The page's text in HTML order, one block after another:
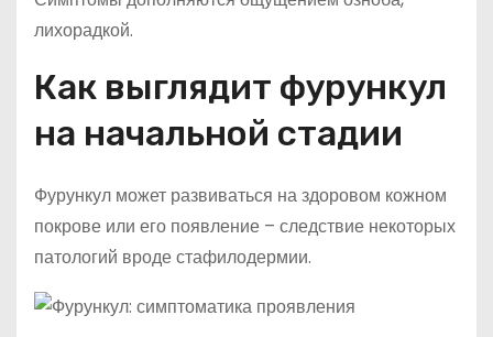
лихорадкой.
Как выглядит фурункул
на начальной стадии
Фурункул может развиваться на здоровом кожном
покрове или его появление – следствие некоторых
патологий вроде стафилодермии.